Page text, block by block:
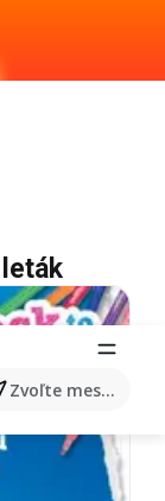
Zvoľte mesto